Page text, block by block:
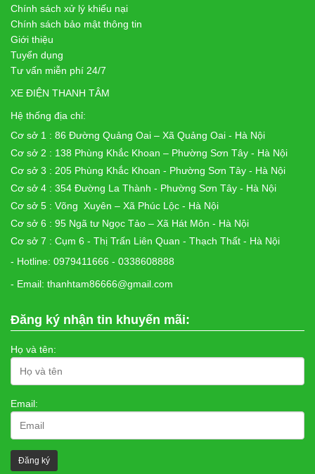
Chính sách xử lý khiếu nại
Chính sách bảo mật thông tin
Giới thiệu
Tuyển dụng
Tư vấn miễn phí 24/7
XE ĐIỆN THANH TÂM
Hệ thống địa chỉ:
Cơ sở 1 : 86 Đường Quảng Oai – Xã Quảng Oai - Hà Nội
Cơ sở 2 : 138 Phùng Khắc Khoan – Phường Sơn Tây - Hà Nội
Cơ sở 3 : 205 Phùng Khắc Khoan - Phường Sơn Tây - Hà Nội
Cơ sở 4 : 354 Đường La Thành - Phường Sơn Tây - Hà Nội
Cơ sở 5 : Võng Xuyên – Xã Phúc Lộc - Hà Nội
Cơ sở 6 : 95 Ngã tư Ngọc Tảo – Xã Hát Môn - Hà Nội
Cơ sở 7 : Cụm 6 - Thị Trấn Liên Quan - Thạch Thất - Hà Nội
- Hotline: 0979411666 - 0338608888
- Email: thanhtam86666@gmail.com
Đăng ký nhận tin khuyến mãi:
Họ và tên:
Email: